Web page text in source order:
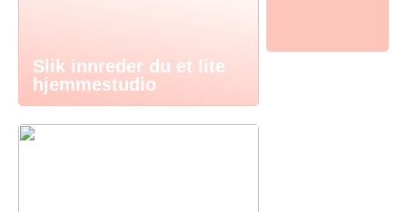
Slik innreder du et lite
hjemmestudio